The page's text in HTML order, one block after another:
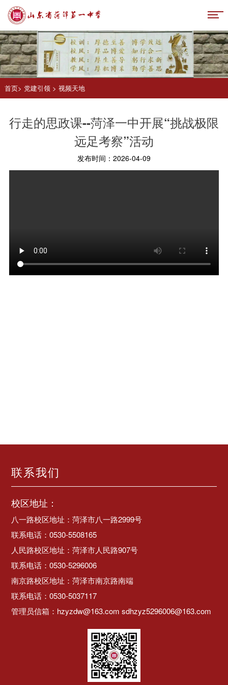
首页> 党建引领> 视频天地
行走的思政课--菏泽一中开展“挑战极限
远足考察”活动
发布时间：2026-04-09
联系我们
校区地址：
八一路校区地址：菏泽市八一路2999号
联系电话：0530-5508165
人民路校区地址：菏泽市人民路907号
联系电话：0530-5296006
南京路校区地址：菏泽市南京路南端
联系电话：0530-5037117
管理员信箱：hzyzdw@163.com sdhzyz5296006@163.com